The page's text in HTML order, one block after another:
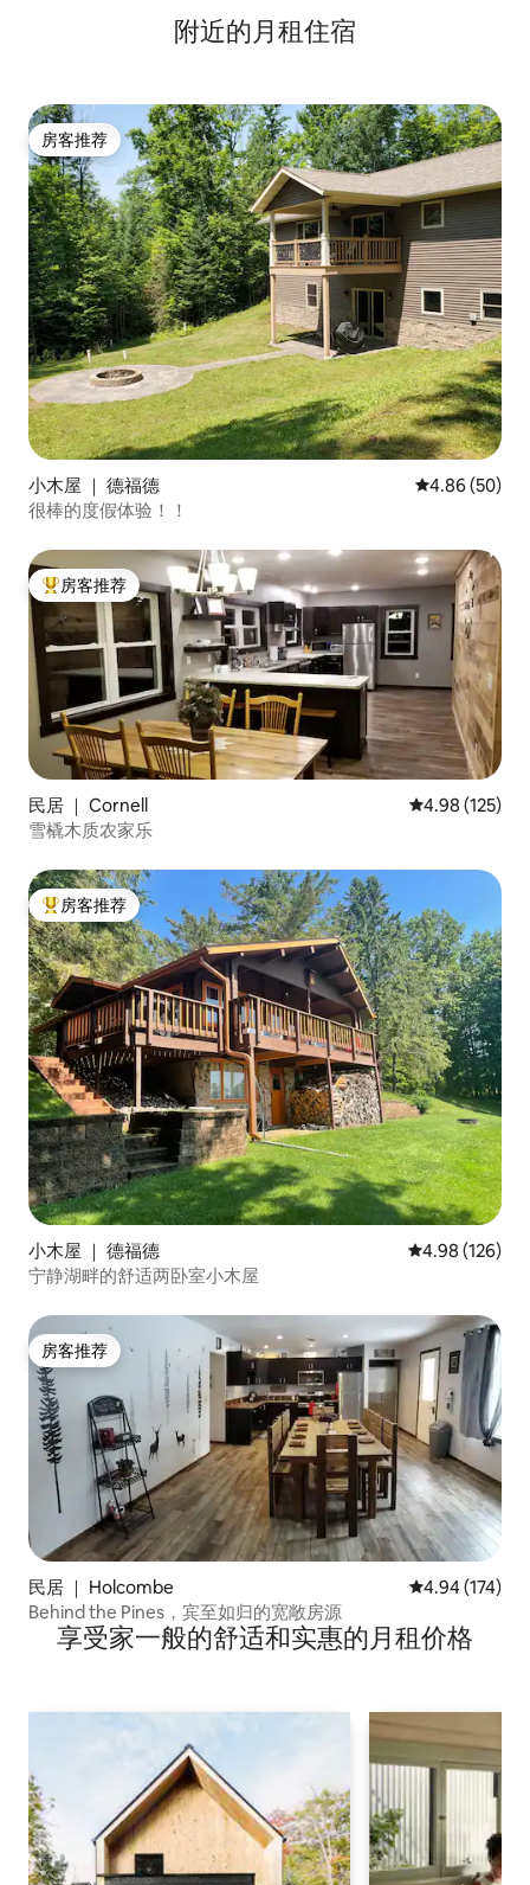
附近的月租住宿
房客推荐
房客推荐
小木屋 ｜ 德福德 平均评分 4.86
4.86 (50)
很棒的度假体验！！
热门「房客推荐」
房客推荐
民居 ｜ Cornell 平均评分 4.98
4.98 (125)
雪橇木质农家乐
热门「房客推荐」
房客推荐
小木屋 ｜ 德福德 平均评分 4.98
4.98 (126)
宁静湖畔的舒适两卧室小木屋
房客推荐
房客推荐
民居 ｜ Holcombe 平均评分 4.94
4.94 (174)
Behind the Pines，宾至如归的宽敞房源
享受家一般的舒适和实惠的月租价格